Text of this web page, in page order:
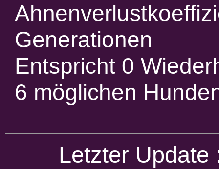
Generationen
Entspricht 0
6 möglichen
Letzter